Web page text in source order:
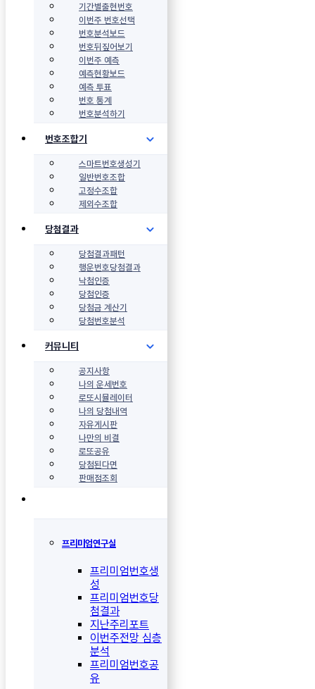
기간별출현번호
이번주 번호선택
번호분석보드
번호뒤짚어보기
이번주 예측
예측현황보드
예측 투표
번호 통계
번호분석하기
번호조합기
스마트번호생성기
일반번호조합
고정수조합
제외수조합
당첨결과
당첨결과패턴
행운번호당첨결과
낙첨인증
당첨인증
당첨금 계산기
당첨번호분석
커뮤니티
공지사항
나의 운세번호
로또시뮬레이터
나의 당첨내역
자유게시판
나만의 비결
로또공유
당첨된다면
판매점조회
프리미엄연구실
프리미엄번호생
성
프리미엄번호당
첨결과
지난주리포트
이번주전망 심층
분석
프리미엄번호공
유